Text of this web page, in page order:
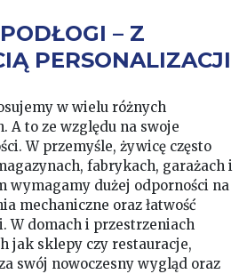
– Z
PERSONALIZACJI
w wielu różnych
A to ze względu na swoje
W przemyśle, żywicę często
fabrykach, garażach i
wymagamy dużej odporności na
mechaniczne oraz łatwość
W domach i przestrzeniach
jak sklepy czy restauracje,
swój nowoczesny wygląd oraz